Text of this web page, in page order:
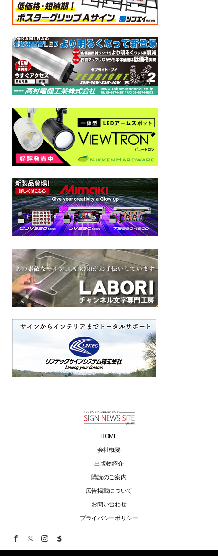
HOME
会社概要
出版物紹介
購読のご案内
広告掲載について
お問い合わせ
プライバシーポリシー